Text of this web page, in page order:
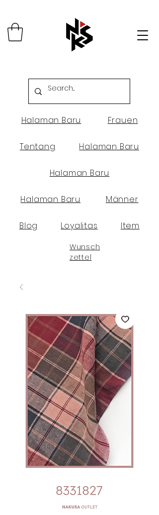
Halaman Baru Frauen
Tentang Halaman Baru
Halaman Baru
Halaman Baru Männer
Blog Loyalitas Item
Wunsch
zettel